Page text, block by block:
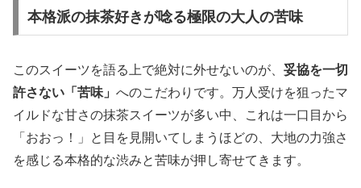
本格派の抹茶好きが唸る極限の大人の苦味
このスイーツを語る上で絶対に外せないのが、 妥協を一切
許さない「苦味」 へのこだわりです。万人受けを狙ったマ
イルドな甘さの抹茶スイーツが多い中、これは一口目から
「おおっ！」と目を見開いてしまうほどの、大地の力強さ
を感じる本格的な渋みと苦味が押し寄せてきます。